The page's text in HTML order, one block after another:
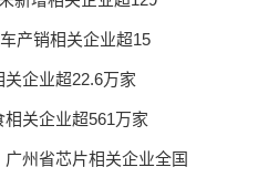
产销相关企业超15
企业超22.6万家
关企业超561万家
州省芯片相关企业全国